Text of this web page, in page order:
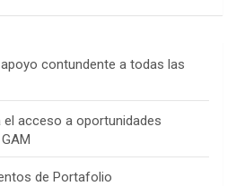
contundente a todas las
el acceso a oportunidades
de Portafolio